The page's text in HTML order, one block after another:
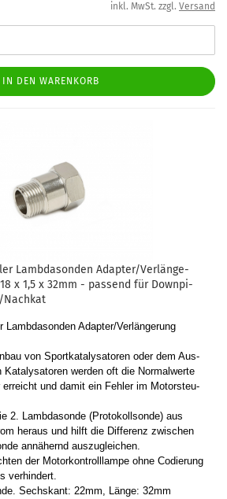
inkl. MwSt. zzgl. Versand
IN DEN WARENKORB
Lamb­da­son­den Ad­ap­ter/Ver­län­ge­
x 1,5 x 32mm - pas­send für Down­pi­
Lamb­da­son­den Ad­ap­ter/Ver­län­ge­rung
von Sport­ka­ta­ly­sa­to­ren oder dem Aus­
Ka­ta­ly­sa­to­ren wer­den oft die Nor­mal­wer­te
er­reicht und damit ein Feh­ler im Mo­tor­steu­
2. Lamb­da­son­de (Pro­to­koll­son­de) aus
her­aus und hilft die Dif­fe­renz zwi­schen
an­nä­hernd aus­zu­glei­chen.
der Mo­tor­kon­troll­lam­pe ohne Co­die­rung
ver­hin­dert.
Sechs­kant: 22mm, Länge: 32mm